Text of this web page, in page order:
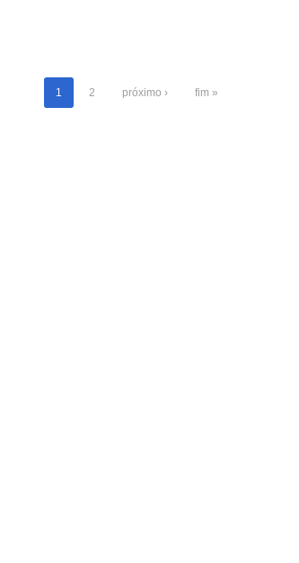
1 2 próximo › fim »